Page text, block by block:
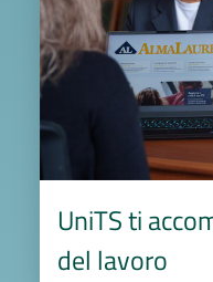
UniTS ti
del lavoro